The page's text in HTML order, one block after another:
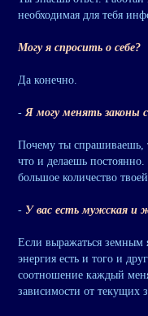
необходимая для тебя
Могу я спросить о себе?
Да конечно.
- Я могу менять законы
Почему ты спрашиваешь,
что и делаешь
большое количество
- У вас есть мужская и
Если выражаться земным
энергия есть и того и
соотношение каждый
зависимости от текущих